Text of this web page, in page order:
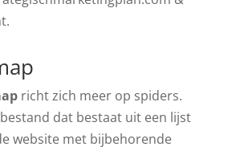
richt zich meer op spiders.
bestand dat bestaat uit een lijst
website met bijbehorende